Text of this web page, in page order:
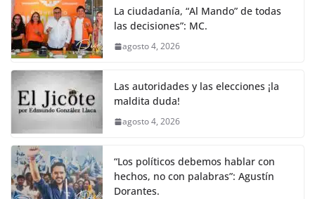
La ciudadanía, “Al Mando” de todas
las decisiones”: MC.
agosto 4, 2026
Las autoridades y las elecciones ¡la
maldita duda!
agosto 4, 2026
“Los políticos debemos hablar con
hechos, no con palabras”: Agustín
Dorantes.